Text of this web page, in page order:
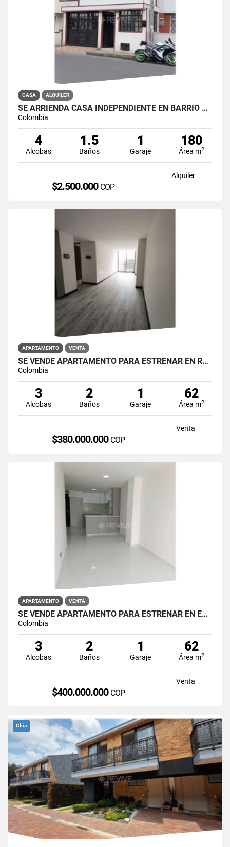
CASA ALQUILER
SE ARRIENDA CASA INDEPENDIENTE EN BARRIO QUIROGA SUR
Colombia
4
Alcobas
1.5
Baños
1
Garaje
180
Área m2
Alquiler
$2.500.000 COP
APARTAMENTO VENTA
SE VENDE APARTAMENTO PARA ESTRENAR EN RESTREPO ANTONIO NARIÑO
Colombia
3
Alcobas
2
Baños
1
Garaje
62
Área m2
Venta
$380.000.000 COP
APARTAMENTO VENTA
SE VENDE APARTAMENTO PARA ESTRENAR EN EL BARRIO RESTREPO
Colombia
3
Alcobas
2
Baños
1
Garaje
62
Área m2
Venta
$400.000.000 COP
Chia